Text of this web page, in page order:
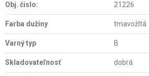
Obj. čislo: 21226
Farba dužiny tmavožltá
Varný typ B
Skladovateľnosť dobrá